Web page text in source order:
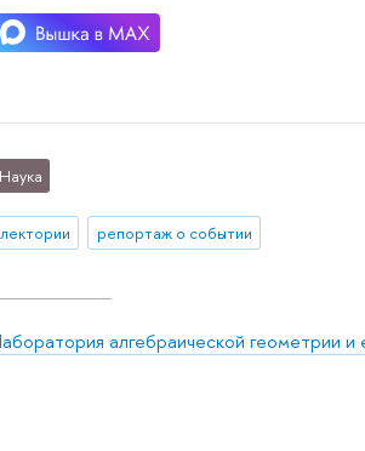
Наука
лектории репортаж о событии
алгебраической геометрии